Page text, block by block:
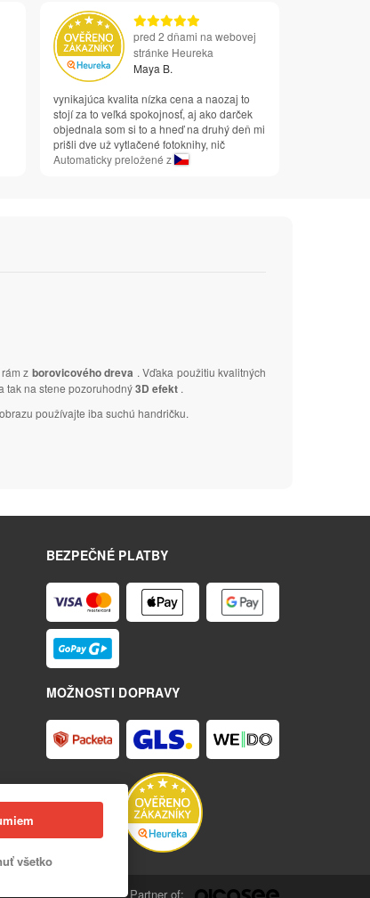
pred 2 dňami na webovej
stránke Heureka
Maya B.
vynikajúca kvalita nízka cena a naozaj to
stojí za to veľká spokojnosť, aj ako darček
objednala som si to a hneď na druhý deň mi
prišli dve už vytlačené fotoknihy, nič
Automaticky preložené z
z borovicového dreva . Vďaka použitiu kvalitných
tak na stene pozoruhodný3D efekt .
používajte iba suchú handričku.
BEZPEČNÉ PLATBY
MOŽNOSTI DOPRAVY
Partner of:
všetko